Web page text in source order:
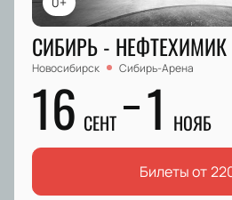
СИБИРЬ - НЕФТЕХИМИК
Новосибирск Сибирь-Арена
16 СЕНТ 1 НОЯБ
Билеты от